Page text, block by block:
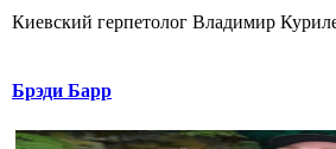
Киевский герпетолог Владимир
Брэди Барр